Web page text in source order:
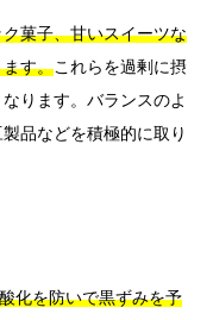
菓子、甘いスイーツな
す。これらを過剰に摂
ります。バランスのよ
品などを積極的に取り
化を防いで黒ずみを予